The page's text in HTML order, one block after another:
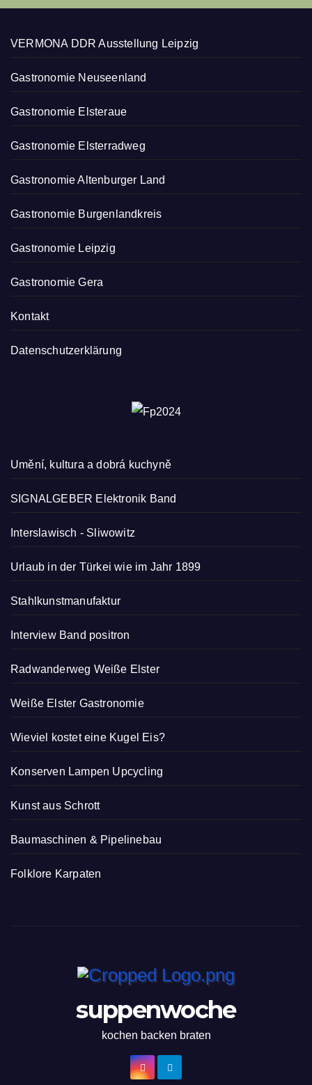
VERMONA DDR Ausstellung Leipzig
Gastronomie Neuseenland
Gastronomie Elsteraue
Gastronomie Elsterradweg
Gastronomie Altenburger Land
Gastronomie Burgenlandkreis
Gastronomie Leipzig
Gastronomie Gera
Kontakt
Datenschutzerklärung
Umění, kultura a dobrá kuchyně
SIGNALGEBER Elektronik Band
Interslawisch - Sliwowitz
Urlaub in der Türkei wie im Jahr 1899
Stahlkunstmanufaktur
Interview Band positron
Radwanderweg Weiße Elster
Weiße Elster Gastronomie
Wieviel kostet eine Kugel Eis?
Konserven Lampen Upcycling
Kunst aus Schrott
Baumaschinen & Pipelinebau
Folklore Karpaten
suppenwoche
kochen backen braten